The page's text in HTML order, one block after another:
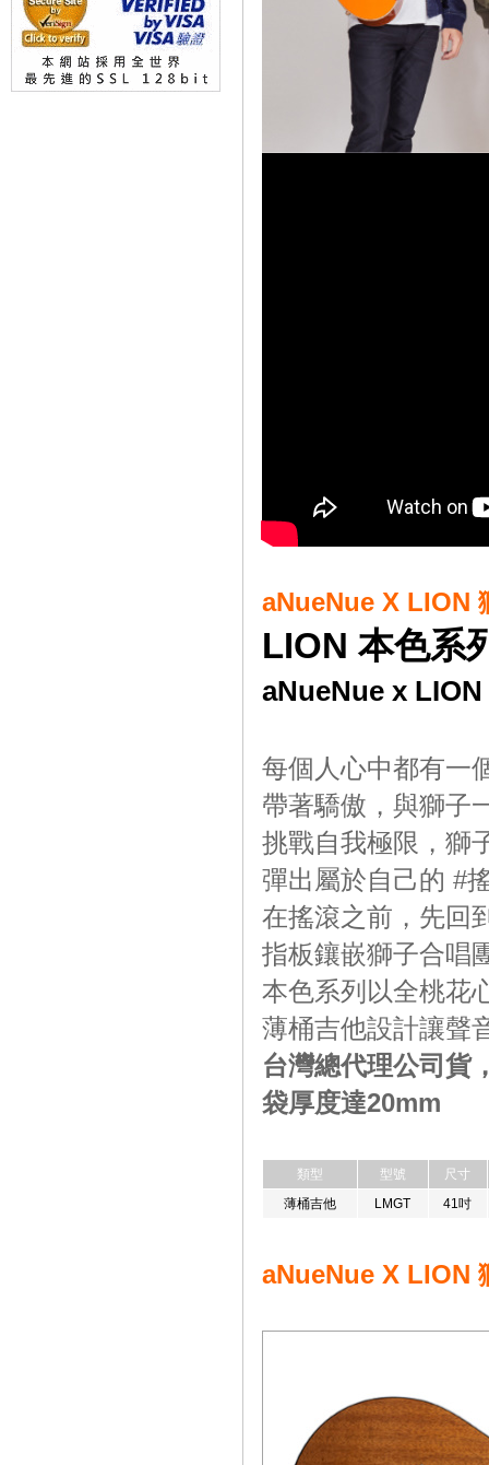
aNueNue X LION
LION 本色系
aNueNue x
每個人心中都有一
帶著驕傲，與獅子
挑戰自我極限，獅
彈出屬於自己的 #
在搖滾之前，先回
指板鑲嵌獅子合唱
本色系列以全桃花
薄桶吉他設計讓聲
台灣總代理公司貨
袋厚度達20mm
類型 型號
尺寸
薄桶吉他
LMGT 41吋
aNueNue X LION